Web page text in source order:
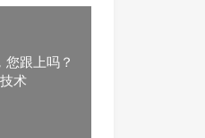
跟上吗？
术